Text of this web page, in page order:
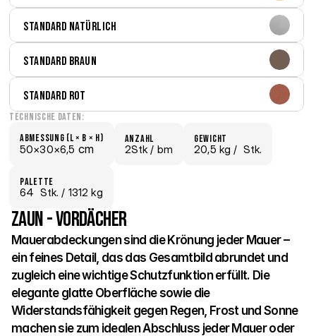
Standard Natürlich
Standard Braun
Standard Rot
Technische Daten:
Abmessung (L × B × H)
50×30×6,5 cm
Anzahl
2Stk / bm
Gewicht
20,5 kg /
  Stk.
Palette
64
  Stk.
/ 1312 kg
Zaun - Vordächer
Mauerabdeckungen sind die Krönung jeder Mauer –
ein feines Detail, das das Gesamtbild abrundet und
zugleich eine wichtige Schutzfunktion erfüllt. Die
elegante glatte Oberfläche sowie die
Widerstandsfähigkeit gegen Regen, Frost und Sonne
machen sie zum idealen Abschluss jeder Mauer oder